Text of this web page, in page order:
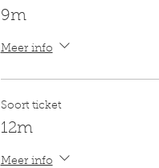
9m
Meer info
Soort ticket
12m
Meer info